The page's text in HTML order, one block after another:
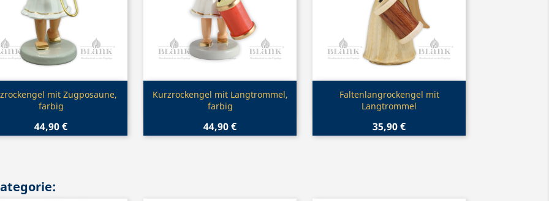
Vorschau
mit Zugposaune,
farbig
44,90 €
Vorschau
Kurzrockengel mit Langtrommel,
farbig
44,90 €
Vorschau
Faltenlangrockengel mit
Langtrommel
35,90 €